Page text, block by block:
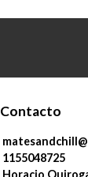
Contacto
1155048725
Horacio